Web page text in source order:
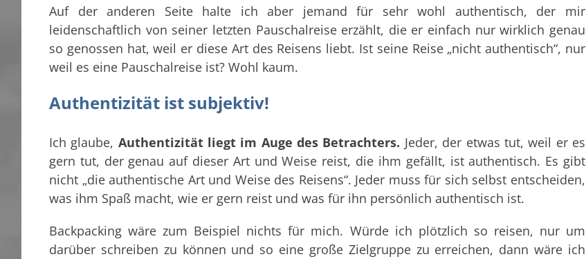
Auf der anderen Seite halte ich aber jemand für sehr wohl authentisch, der mir
leidenschaftlich von seiner letzten Pauschalreise erzählt, die er einfach nur wirklich genau
so genossen hat, weil er diese Art des Reisens liebt. Ist seine Reise „nicht authentisch“, nur
weil es eine Pauschalreise ist? Wohl kaum.
Authentizität ist subjektiv!
Ich glaube, Authentizität liegt im Auge des Betrachters. Jeder, der etwas tut, weil er es
gern tut, der genau auf dieser Art und Weise reist, die ihm gefällt, ist authentisch. Es gibt
nicht „die authentische Art und Weise des Reisens“. Jeder muss für sich selbst entscheiden,
was ihm Spaß macht, wie er gern reist und was für ihn persönlich authentisch ist.
Backpacking wäre zum Beispiel nichts für mich. Würde ich plötzlich so reisen, nur um
darüber schreiben zu können und so eine große Zielgruppe zu erreichen, dann wäre ich